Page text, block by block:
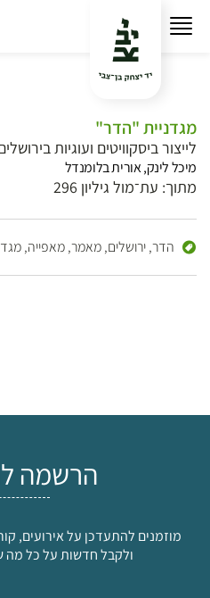
מגדניית "הדר"
לייצור ביסקוויטים ועוגיות
מיכל לינק, אורית בלומנדל
מתוך: עת־מול גיליון 296
הדר,ירושלים,מאמר,מאפייה,
הרשמה
מוזמנים להתעדכן על אירועים,
ולקבל חדשות על כל מה